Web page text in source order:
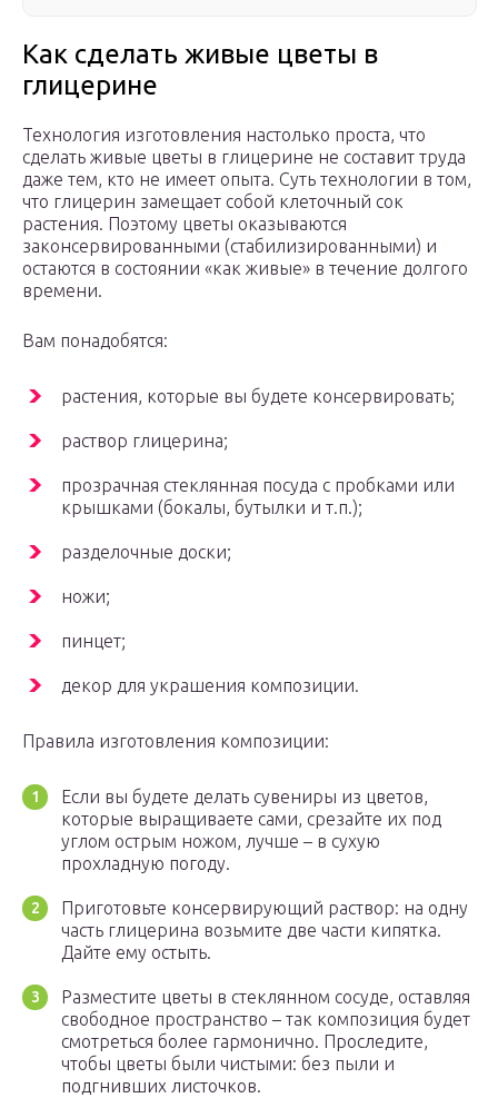
Как сделать живые цветы в
глицерине
Технология изготовления настолько проста, что
сделать живые цветы в глицерине не составит труда
даже тем, кто не имеет опыта. Суть технологии в том,
что глицерин замещает собой клеточный сок
растения. Поэтому цветы оказываются
законсервированными (стабилизированными) и
остаются в состоянии «как живые» в течение долгого
времени.
Вам понадобятся:
растения, которые вы будете консервировать;
раствор глицерина;
прозрачная стеклянная посуда с пробками или
крышками (бокалы, бутылки и т.п.);
разделочные доски;
ножи;
пинцет;
декор для украшения композиции.
Правила изготовления композиции:
Если вы будете делать сувениры из цветов,
которые выращиваете сами, срезайте их под
углом острым ножом, лучше – в сухую
прохладную погоду.
Приготовьте консервирующий раствор: на одну
часть глицерина возьмите две части кипятка.
Дайте ему остыть.
Разместите цветы в стеклянном сосуде, оставляя
свободное пространство – так композиция будет
смотреться более гармонично. Проследите,
чтобы цветы были чистыми: без пыли и
подгнивших листочков.